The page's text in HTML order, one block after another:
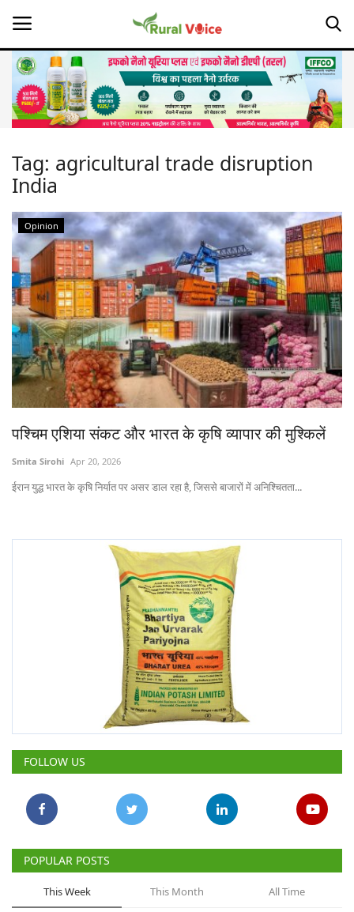
Home
About Us
Leadership Profiles
Opinion
Politics
Magazine
States
Agribusiness
Agritech
Cooperatives
National
Latest News
Agriculture Conclave and NACOF
Awards 2022
Agri Start-Ups
Tag: agricultural trade disruption
India
Opinion
पश्चिम एशिया संकट और भारत के कृषि व्यापार की मुश्किलें
Smita Sirohi Apr 20, 2026
ईरान युद्ध भारत के कृषि निर्यात पर असर डाल रहा है, जिससे बाजारों में अनिश्चितता...
FOLLOW US
POPULAR POSTS
This Week This Month All Time